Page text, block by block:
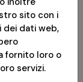
in 3
idonei da €
sito con i
dei dati web,
fornito loro o
servizi.